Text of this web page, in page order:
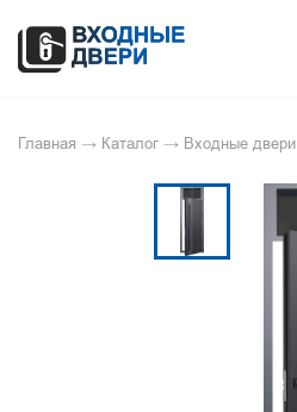
Главная → Каталог → Входные двери